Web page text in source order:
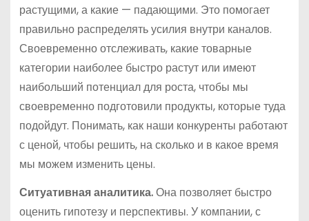
растущими, а какие — падающими. Это помогает
правильно распределять усилия внутри каналов.
Своевременно отслеживать, какие товарные
категории наиболее быстро растут или имеют
наибольший потенциал для роста, чтобы мы
своевременно подготовили продукты, которые туда
подойдут. Понимать, как наши конкуренты работают
с ценой, чтобы решить, на сколько и в какое время
мы можем изменить цены.
Ситуативная аналитика.Она позволяет быстро
оценить гипотезу и перспективы. У компании, с